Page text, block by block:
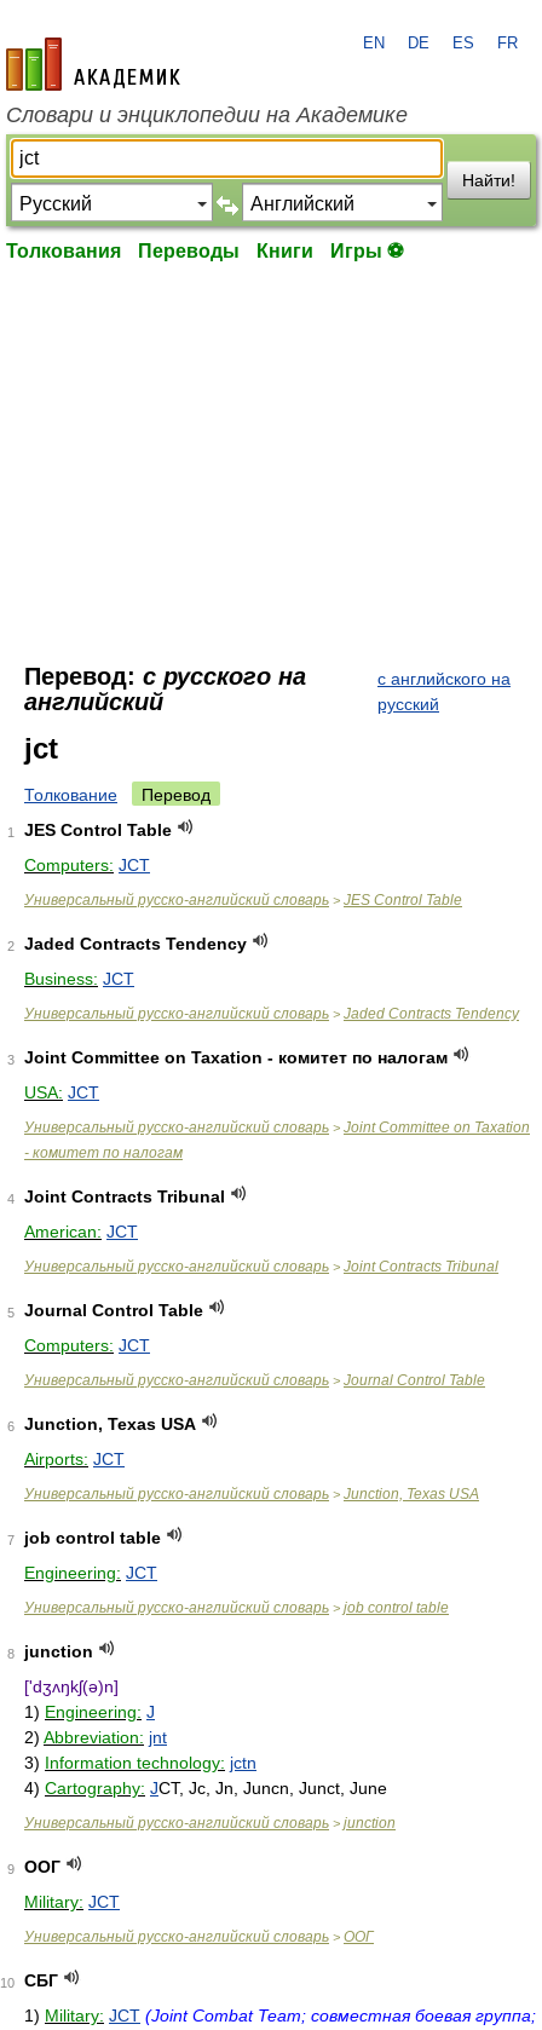
academic.ru
EN DE ES FR
Словари и энциклопедии на Академике
Найти!
Толкования Переводы Книги Игры ⚽
Перевод: с русского на
английский
с английского на
русский
jct
Толкование Перевод
1
JES Control Table
Computers: JCT
Универсальный русско-английский словарь > JES Control Table
2
Jaded Contracts Tendency
Business: JCT
Универсальный русско-английский словарь > Jaded Contracts Tendency
3
Joint Committee on Taxation - комитет по налогам
USA: JCT
Универсальный русско-английский словарь > Joint Committee on Taxation
- комитет по налогам
4
Joint Contracts Tribunal
American: JCT
Универсальный русско-английский словарь > Joint Contracts Tribunal
5
Journal Control Table
Computers: JCT
Универсальный русско-английский словарь > Journal Control Table
6
Junction, Texas USA
Airports: JCT
Универсальный русско-английский словарь > Junction, Texas USA
7
job control table
Engineering: JCT
Универсальный русско-английский словарь > job control table
8
junction
['dʒʌŋkʃ(ə)n]
1) Engineering: J
2) Abbreviation: jnt
3) Information technology: jctn
4) Cartography: JCT, Jc, Jn, Juncn, Junct, June
Универсальный русско-английский словарь > junction
9
ООГ
Military: JCT
Универсальный русско-английский словарь > ООГ
10
СБГ
1) Military: JCT (Joint Combat Team; совместная боевая группа;